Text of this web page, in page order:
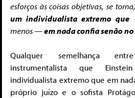
esforços às coisas objetivas, se
um individualista extremo que
menos —em nada confia senão
Qualquer semelhança
instrumentalista que
individualista extremo que em
próprio juízo e o sofista